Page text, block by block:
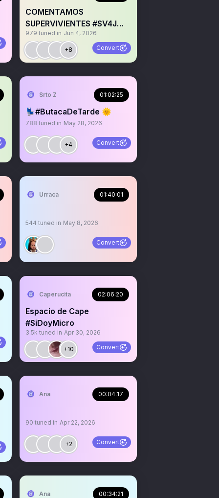
COMENTAMOS
SUPERVIVIENTES #SV4J
#500fiestamaiquista 🌟👏
979 tuned in Jun 4, 2026
+8 Convert
los espaciosSrto Z 01:02:25
💺#ButacaDeTarde 🌞
788 tuned in May 28, 2026
+4 Convert
los espaciosUrraca 01:40:01
544 tuned in May 8, 2026
Convert
los espaciosCaperucita 02:06:20
Espacio de Cape
#SiDoyMicro
3.5k tuned in Apr 30, 2026
+10 Convert
Ana 00:04:17
90 tuned in Apr 22, 2026
+2 Convert
Ana 00:34:21